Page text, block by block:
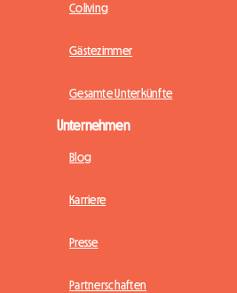
Coliving
Gästezimmer
Gesamte Unterkünfte
Unternehmen
Blog
Karriere
Presse
Partnerschaften